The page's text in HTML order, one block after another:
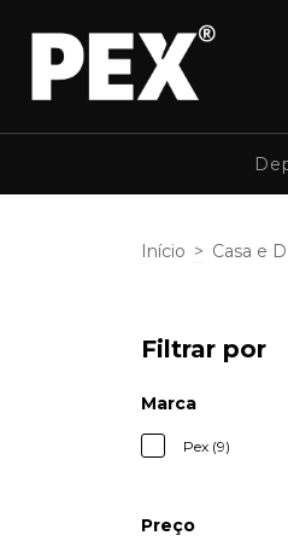
Início > Casa e
Filtrar por
Marca
Pex (9)
Preço